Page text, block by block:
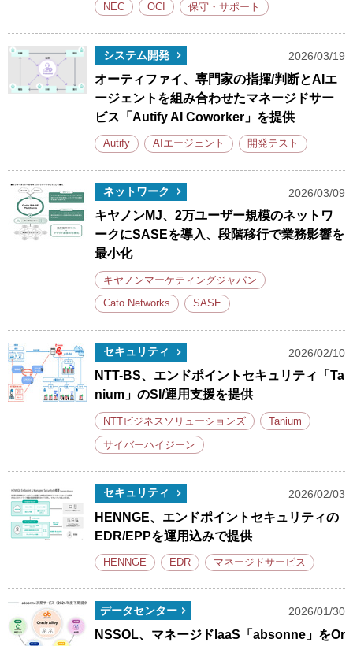
NEC OCI 保守・サポート
システム開発 2026/03/19
オーティファイ、専門家の指揮/判断とAIエ
ージェントを組み合わせたマネージドサー
ビス「Autify AI Coworker」を提供
Autify AIエージェント 開発テスト
ネットワーク 2026/03/09
キヤノンMJ、2万ユーザー規模のネットワ
ークにSASEを導入、段階移行で業務影響を
最小化
キヤノンマーケティングジャパン
Cato Networks SASE
セキュリティ 2026/02/10
NTT-BS、エンドポイントセキュリティ「Ta
nium」のSI/運用支援を提供
NTTビジネスソリューションズ Tanium
サイバーハイジーン
セキュリティ 2026/02/03
HENNGE、エンドポイントセキュリティの
EDR/EPPを運用込みで提供
HENNGE EDR マネージドサービス
データセンター 2026/01/30
NSSOL、マネージドIaaS「absonne」をOr